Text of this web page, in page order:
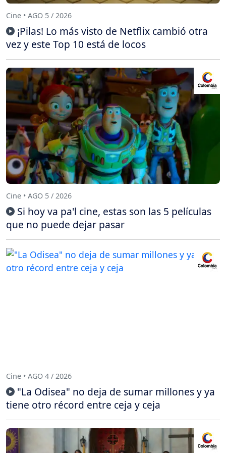
Cine • AGO 5 / 2026
¡Pilas! Lo más visto de Netflix cambió otra
vez y este Top 10 está de locos
Cine • AGO 5 / 2026
Si hoy va pa'l cine, estas son las 5 películas
que no puede dejar pasar
Cine • AGO 4 / 2026
"La Odisea" no deja de sumar millones y ya
tiene otro récord entre ceja y ceja